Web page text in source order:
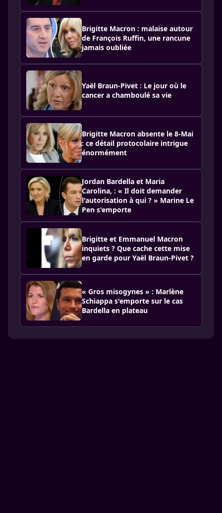
Brigitte Macron : malaise autour
de François Ruffin, une rancune
jamais oubliée
Yaël Braun-Pivet : Le jour où le
cancer a chamboulé sa vie
Brigitte Macron absente le 8-Mai
: ce détail protocolaire intrigue
énormément
Jordan Bardella et Maria
Carolina, : « Il doit demander
l'autorisation à qui ? » Marine Le
Pen s'emporte
Brigitte et Emmanuel Macron
inquiets ? Que cache cette mise
en garde pour Yaël Braun-Pivet ?
« Gros misogynes » : Marlène
Schiappa s'emporte sur le cas
Bardella en plateau